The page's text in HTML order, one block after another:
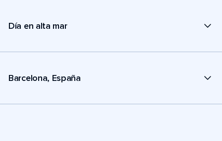
Día en alta mar
Barcelona, España